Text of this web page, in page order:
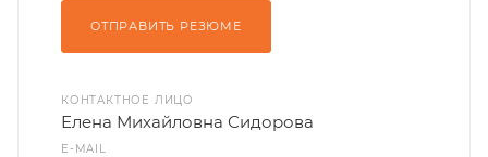
ОТПРАВИТЬ РЕЗЮМЕ
КОНТАКТНОЕ ЛИЦО
Елена Михайловна Сидорова
E-MAIL